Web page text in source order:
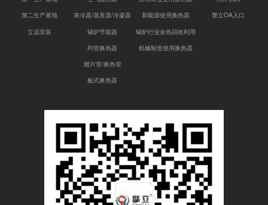
第二生产基地
立远安装
表冷器/蒸发器/冷凝器
锅炉节能器
列管换热器
翅片管/换热管
板式换热器
新能源使用换热器
锅炉行业余热回收利用
机械制造使用换热器
擎立OA入口